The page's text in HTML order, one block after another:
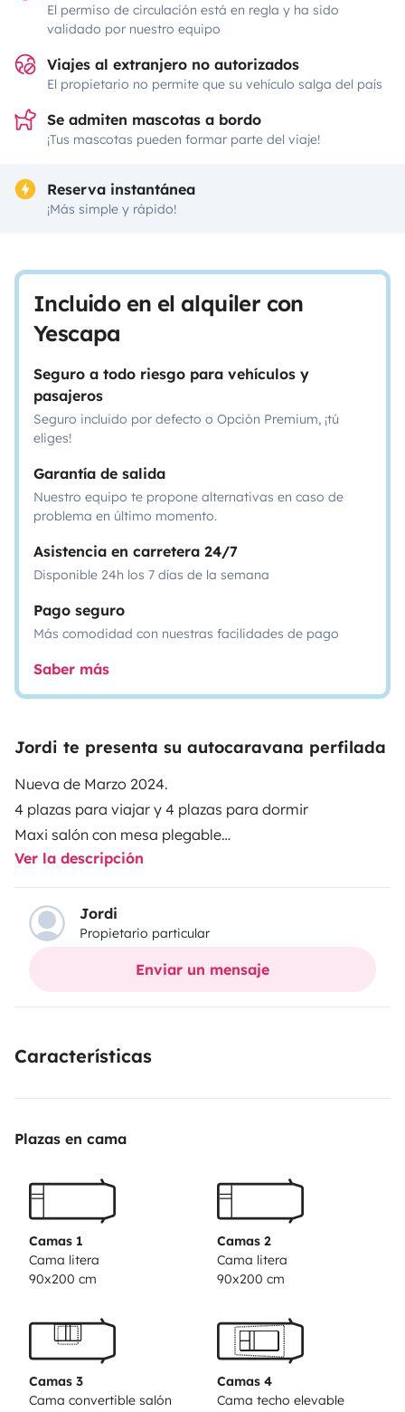
El permiso de circulación está en regla y ha sido
validado por nuestro equipo
Viajes al extranjero no autorizados
El propietario no permite que su vehículo salga del país
Se admiten mascotas a bordo
¡Tus mascotas pueden formar parte del viaje!
Reserva instantánea
¡Más simple y rápido!
Incluido en el alquiler con
Yescapa
Seguro a todo riesgo para vehículos y
pasajeros
Seguro incluido por defecto o Opción Premium, ¡tú
eliges!
Garantía de salida
Nuestro equipo te propone alternativas en caso de
problema en último momento.
Asistencia en carretera 24/7
Disponible 24h los 7 días de la semana
Pago seguro
Más comodidad con nuestras facilidades de pago
Saber más
Jordi te presenta su autocaravana perfilada
Nueva de Marzo 2024.
4 plazas para viajar y 4 plazas para dormir
Maxi salón con mesa plegable
Cama eléctrica
Congelador muy amplio.
Calefacción
Garaje de gran volumen variable
Ver la descripción
Jordi
Propietario particular
Enviar un mensaje
Características
Plazas en cama
Camas 1
Cama litera
90x200 cm
Camas 2
Cama litera
90x200 cm
Camas 3
Cama convertible salón
Camas 4
Cama techo elevable